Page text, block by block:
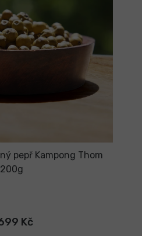
pepř Kampong Thom
200g
Kč